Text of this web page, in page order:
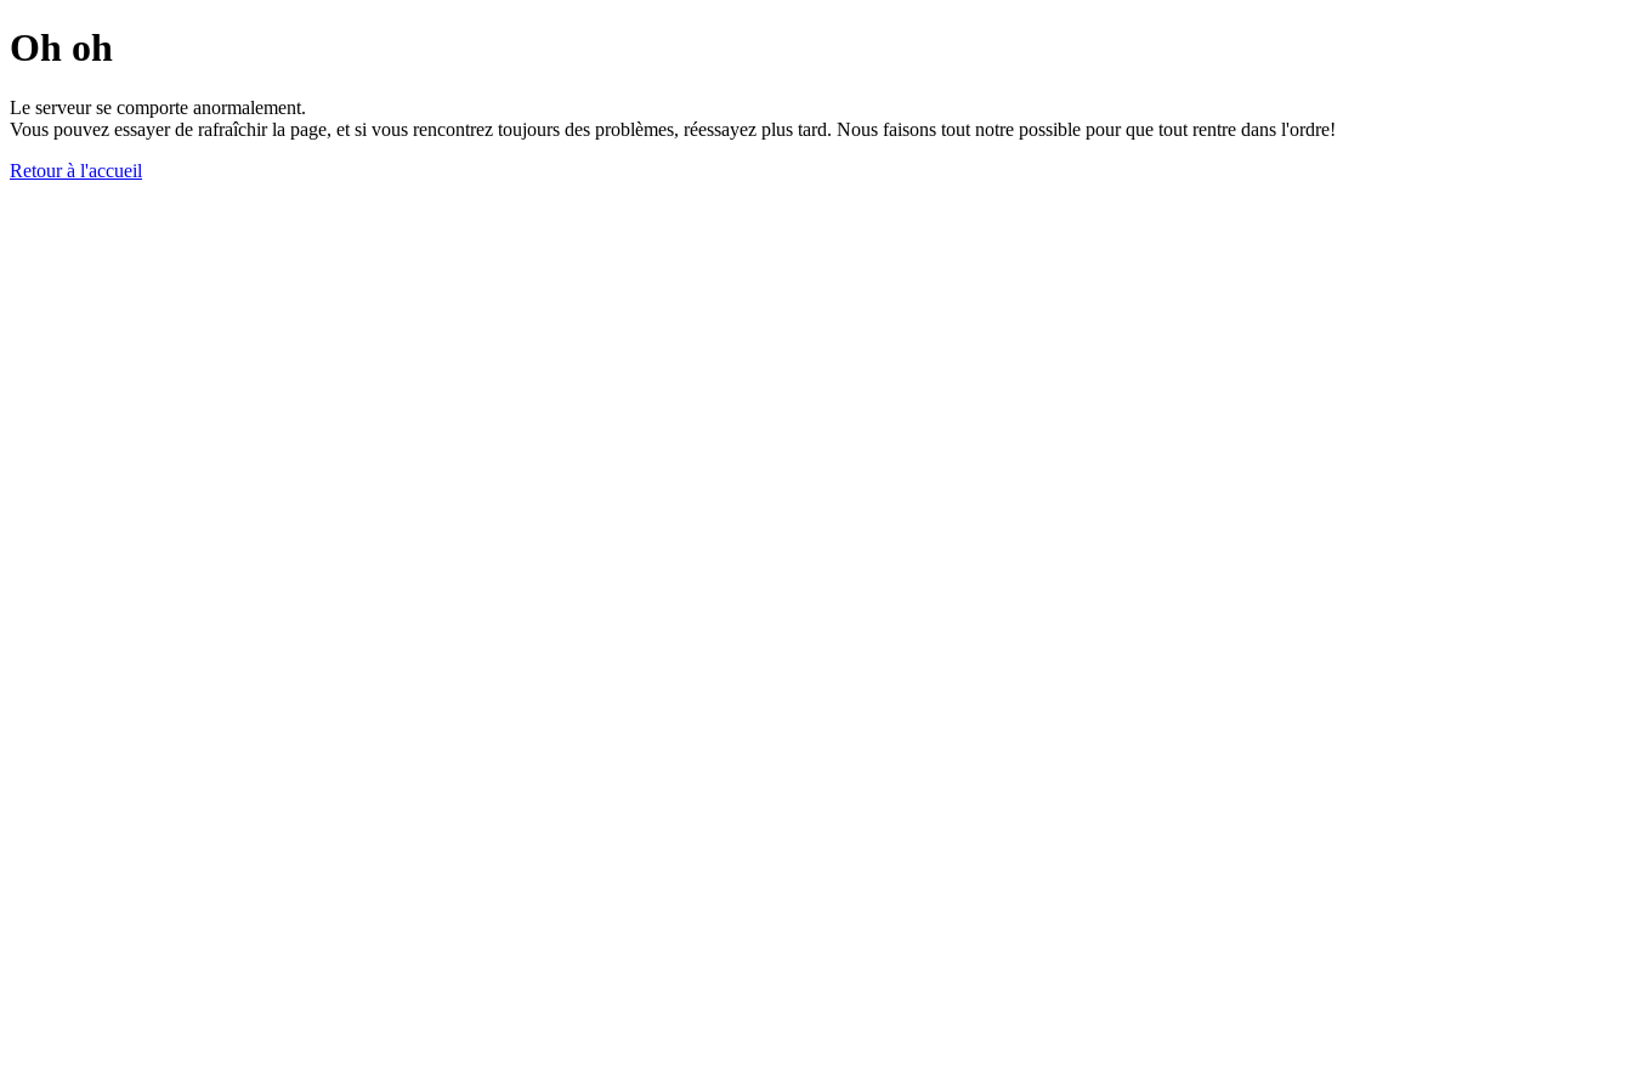
Oh oh
Le serveur se comporte anormalement.
Vous pouvez essayer de rafraîchir la page, et si vous rencontrez toujours des problèmes, réessayez plus tard. Nous faisons tout notre possible pour que tout rentre dans l'ordre!
Retour à l'accueil